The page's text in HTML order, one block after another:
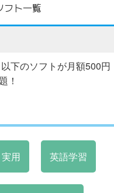
フト一覧
下のソフトが月額500円
！
用 英語学習